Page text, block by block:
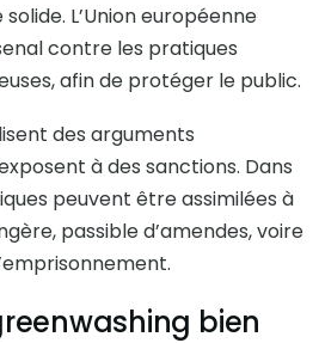
L’Union européenne
contre les pratiques
afin de protéger le public.
des arguments
à des sanctions. Dans
peuvent être assimilées à
passible d’amendes, voire
bien